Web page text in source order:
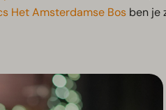
Het Amsterdamse Bos ben je